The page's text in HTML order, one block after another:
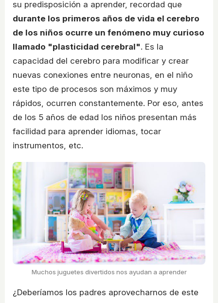
su predisposición a aprender, recordad que
durante los primeros años de vida el cerebro
de los niños ocurre un fenómeno muy curioso
llamado "plasticidad cerebral". Es la
capacidad del cerebro para modificar y crear
nuevas conexiones entre neuronas, en el niño
este tipo de procesos son máximos y muy
rápidos, ocurren constantemente. Por eso, antes
de los 5 años de edad los niños presentan más
facilidad para aprender idiomas, tocar
instrumentos, etc.
Muchos juguetes divertidos nos ayudan a aprender
¿Deberíamos los padres aprovecharnos de este